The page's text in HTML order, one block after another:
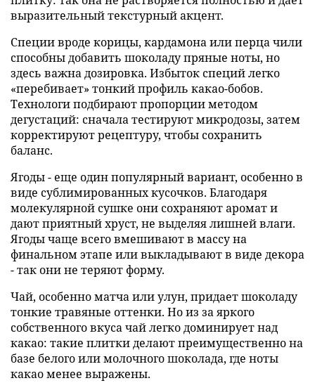
выразительный текстурный акцент.
Специи вроде корицы, кардамона или перца чили
способны добавить шоколаду пряные ноты, но
здесь важна дозировка. Избыток специй легко
«перебивает» тонкий профиль какао-бобов.
Технологи подбирают пропорции методом
дегустаций: сначала тестируют микродозы, затем
корректируют рецептуру, чтобы сохранить
баланс.
Ягоды - еще один популярный вариант, особенно в
виде сублимированных кусочков. Благодаря
молекулярной сушке они сохраняют аромат и
дают приятный хруст, не выделяя лишней влаги.
Ягоды чаще всего вмешивают в массу на
финальном этапе или выкладывают в виде декора
- так они не теряют форму.
Чай, особенно матча или улун, придает шоколаду
тонкие травяные оттенки. Но из за яркого
собственного вкуса чай легко доминирует над
какао: такие плитки делают преимущественно на
базе белого или молочного шоколада, где ноты
какао менее выражены.